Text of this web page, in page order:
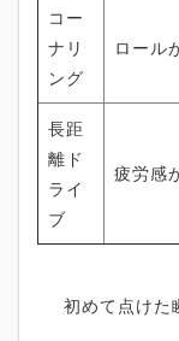
コー
ナリ
ング
ロール
長距
離ド
ライ
ブ
疲労感
初めて点けた